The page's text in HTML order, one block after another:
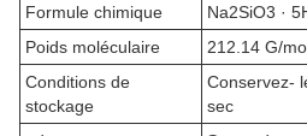
Formule chimique
Na2SiO3 ·
Poids moléculaire
212.14 G/
Conditions de
stockage
Conservez-
sec